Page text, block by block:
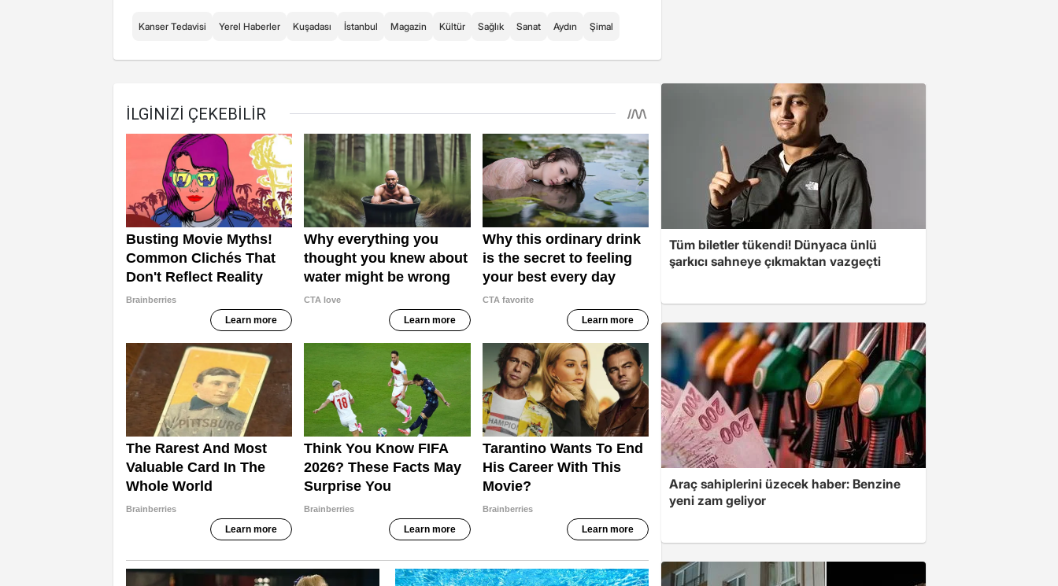
Kanser Tedavisi Yerel Haberler Kuşadası İstanbul Magazin Kültür Sağlık Sanat Aydın Şimal
Tüm biletler tükendi! Dünyaca ünlü
şarkıcı sahneye çıkmaktan vazgeçti
Araç sahiplerini üzecek haber: Benzine
yeni zam geliyor